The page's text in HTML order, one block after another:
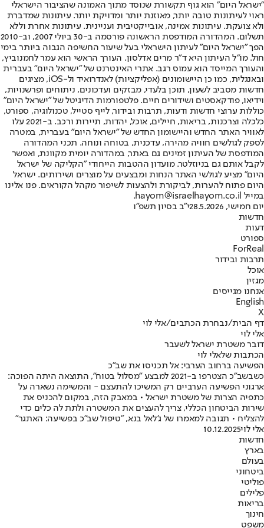
"ישראל היום" הוא גוף תקשורת שנוסד מתוך האמונה שהציבור הישראלי
ראוי לעיתונות טובה יותר, מאוזנת יותר ומדויקת יותר. עיתונות שמדברת
ולא צועקת. עיתונות אמינה, אובייקטיבית ועניינית. עיתונות אחרת וללא
תשלום. המהדורה המודפסת הראשונה פורסמה ב-30 ביולי 2007, וב-2010
הפך "ישראל היום" לעיתון הישראלי בעל שיעור החשיפה הגבוה ביותר בימי
חול. מו"ל העיתון היא ד"ר מרים אדלסון. העורך הראשי הוא עמר לחמנוביץ,
והעורך המייסד הוא עמוס רגב. אתרי האינטרנט של "ישראל היום" בעברית
ובאנגלית, כמו כן היישומונים (אפליקציות) לאנדרואיד ול-iOS, מציגים
חדשות מסביב לשעון, תוכן בלעדי, מבזקים ועדכונים, ניתוחים ופרשנויות,
וידיאו, פודקאסטים ושידורים חיים. פלטפורמות הדיגיטל של "ישראל היום"
כוללות ערוצי חדשות ודעות, תרבות ובידור, לייף סטייל, טכנולוגיה, ספורט,
כלכלה וצרכנות, בריאות, חיילים, אוכל, יהדות, תיירות ורכב. ב-2021 עלו
לאוויר האתר החדש והיישומון החדש של "ישראל היום" בעברית, במטרה
לספק לגולשים חוויה מהירה, עדכנית, בטוחה ונוחה. תכני המהדורה
המודפסת של העיתון זמינים גם באתר, במהדורה יומית מקוונת, ואפשר
לקבל אותם גם בניוזלטר. מועדון ההטבות הייחודי "הקליקה של ישראל
היום" מציע לגולשי האתר הנחות ומבצעים על מוצרים ושירותים. ישראל
היום פתוח להערות, לביקורת ולהצעות לשיפור מקהל הקוראים. פנו אלינו
במייל hayom@israelhayom.co.il.
יום חמישי, 28.5.2026
י"ב בסיון תשפ"ו
חדשות
דעות
ספורט
ForReal
תרבות ובידור
אוכל
מגזין
אנחנו מגייסים
English
X
דף הבית/נבחרת הכתבים/אלי לוי
אלי לוי
דובר משטרת ישראל לשעבר
הכתבות שלאלי לוי
הפשיעה ברחוב הערבי: אל תכניסו את שב"כ
כשבשב"כ הצטרפו ב-2021 למבצע "מסלול בטוח", התוצאה היתה הפוכה:
ארגוני הפשיעה הערביים רק המשיכו להתעצם - והמשימה נשארה על
כתפיה הצרות של משטרת ישראל • במאבק הזה, במקום להכניס את
שירות הביטחון הכללי, צריך להעצים את המשטרה ולתת לה כלים כדי
להצליח • תגובה למאמרו של ג'לאל בנא, "טיפול שב"כ בפשיעה: האתגר"
אלי לוי10.12.2025
חדשות
בארץ
בעולם
ביטחוני
פוליטי
פלילים
בריאות
חינוך
משפט